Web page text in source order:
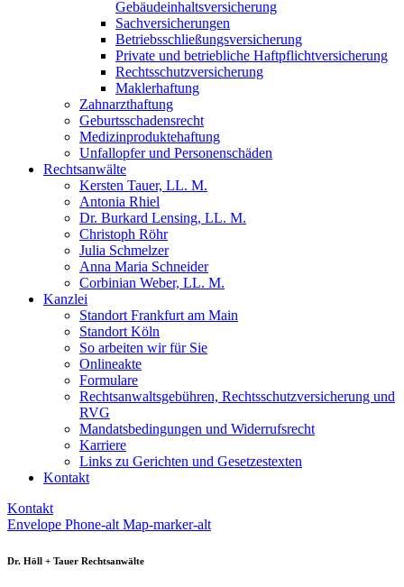
Gebäudeinhaltsversicherung
Sachversicherungen
Betriebsschließungsversicherung
Private und betriebliche Haftpflichtversicherung
Rechtsschutzversicherung
Maklerhaftung
Zahnarzthaftung
Geburtsschadensrecht
Medizinproduktehaftung
Unfallopfer und Personenschäden
Rechtsanwälte
Kersten Tauer, LL. M.
Antonia Rhiel
Dr. Burkard Lensing, LL. M.
Christoph Röhr
Julia Schmelzer
Anna Maria Schneider
Corbinian Weber, LL. M.
Kanzlei
Standort Frankfurt am Main
Standort Köln
So arbeiten wir für Sie
Onlineakte
Formulare
Rechtsanwaltsgebühren, Rechtsschutzversicherung und
RVG
Mandatsbedingungen und Widerrufsrecht
Karriere
Links zu Gerichten und Gesetzestexten
Kontakt
Kontakt
Envelope Phone-alt Map-marker-alt
Dr. Höll + Tauer Rechtsanwälte